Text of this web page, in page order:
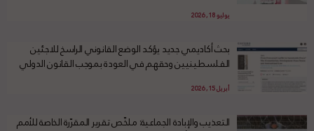
يوليو 18, 2026
بحث أكاديمي جديد يؤكد الوضع القانوني الراسخ للاجئين
الفلسطينيين وحقهم في العودة بموجب القانون الدولي
أبريل 15, 2026
التعذيب والإبادة الجماعية: ملخّص تقرير المقرّرة الخاصة للأمم